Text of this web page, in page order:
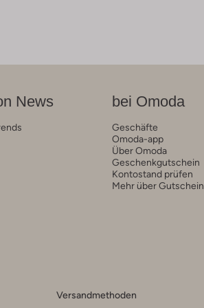
News bei Omoda
Geschäfte
Omoda-app
Über Omoda
Geschenkgutschein
Kontostand prüfen
Mehr über
Versandmethoden